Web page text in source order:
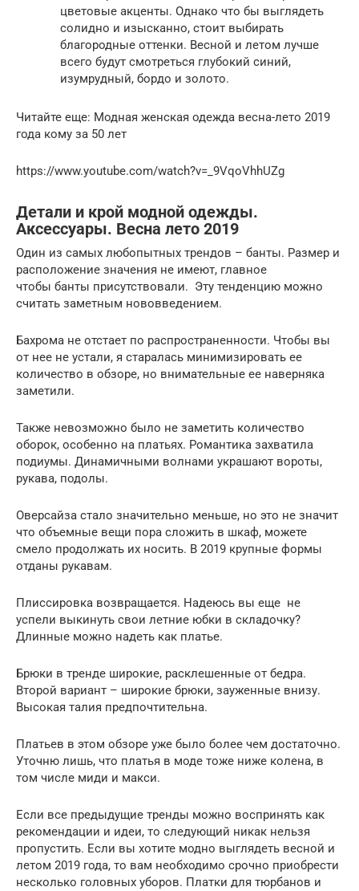
цветовые акценты. Однако что бы выглядеть
солидно и изысканно, стоит выбирать
благородные оттенки. Весной и летом лучше
всего будут смотреться глубокий синий,
изумрудный, бордо и золото.
Читайте еще: Модная женская одежда весна-лето 2019
года кому за 50 лет
https://www.youtube.com/watch?v=_9VqoVhhUZg
Детали и крой модной одежды.
Аксессуары. Весна лето 2019
Один из самых любопытных трендов – банты. Размер и
расположение значения не имеют, главное
чтобы банты присутствовали. Эту тенденцию можно
считать заметным нововведением.
Бахрома не отстает по распространенности. Чтобы вы
от нее не устали, я старалась минимизировать ее
количество в обзоре, но внимательные ее наверняка
заметили.
Также невозможно было не заметить количество
оборок, особенно на платьях. Романтика захватила
подиумы. Динамичными волнами украшают вороты,
рукава, подолы.
Оверсайза стало значительно меньше, но это не значит
что объемные вещи пора сложить в шкаф, можете
смело продолжать их носить. В 2019 крупные формы
отданы рукавам.
Плиссировка возвращается. Надеюсь вы еще не
успели выкинуть свои летние юбки в складочку?
Длинные можно надеть как платье.
Брюки в тренде широкие, расклешенные от бедра.
Второй вариант – широкие брюки, зауженные внизу.
Высокая талия предпочтительна.
Платьев в этом обзоре уже было более чем достаточно.
Уточню лишь, что платья в моде тоже ниже колена, в
том числе миди и макси.
Если все предыдущие тренды можно воспринять как
рекомендации и идеи, то следующий никак нельзя
пропустить. Если вы хотите модно выглядеть весной и
летом 2019 года, то вам необходимо срочно приобрести
несколько головных уборов. Платки для тюрбанов и